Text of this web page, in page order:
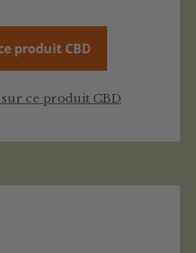
produit CBD
ce produit CBD